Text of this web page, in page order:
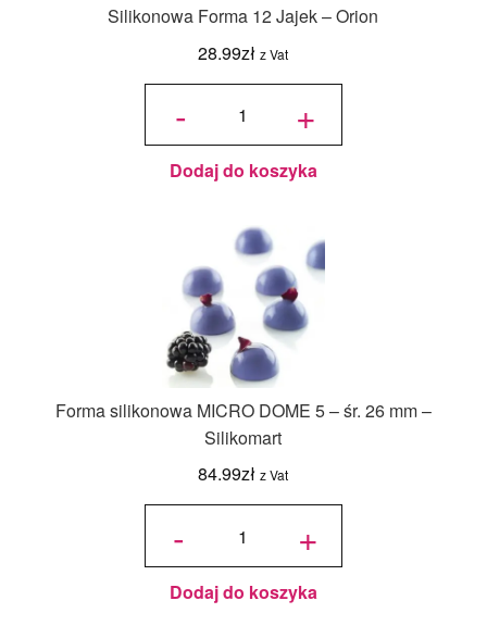
Silikonowa Forma 12 Jajek – Orion
28.99zł z Vat
-
ilość
Jajek -
Orion +
Dodaj do koszyka
Forma silikonowa MICRO DOME 5 – śr. 26 mm –
Silikomart
84.99zł z Vat
-
ilość
MICRO
DOME 5 -
śr. 26 mm
-
Silikomart
+
Dodaj do koszyka